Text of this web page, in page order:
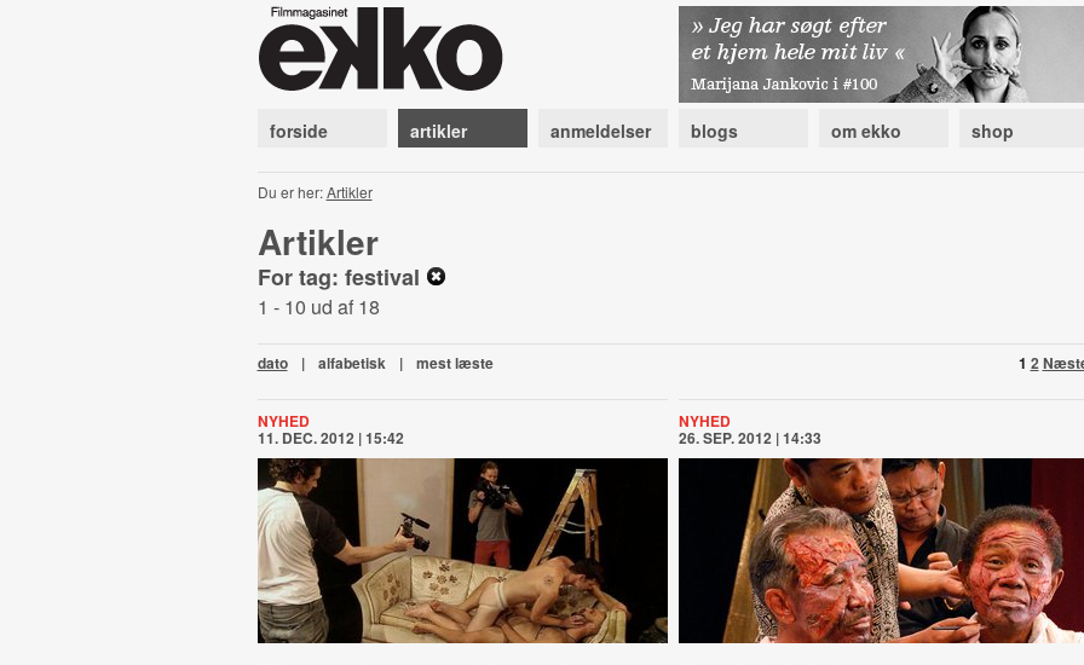
forside artikler anmeldelser blogs om ekko shop
Du er her:Artikler
Artikler
For tag: festival
1 - 10 ud af 18
1 2
dato | alfabetisk | mest læste
NYHED
11. DEC. 2012 | 15:42
NYHED
26. SEP. 2012 | 14:33